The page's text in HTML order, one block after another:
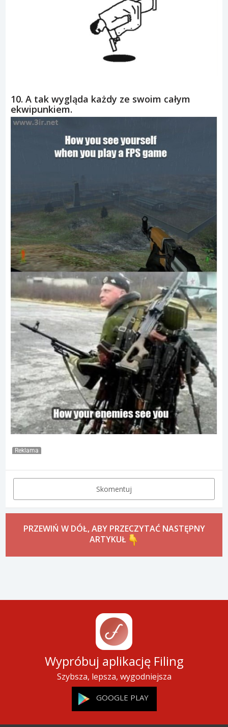
10. A tak wygląda każdy ze swoim całym
ekwipunkiem.
Reklama
Skomentuj
PRZEWIŃ W DÓŁ, ABY PRZECZYTAĆ NASTĘPNY
ARTYKUŁ
Wypróbuj aplikację Filing
Szybsza, lepsza, wygodniejsza
GOOGLE PLAY